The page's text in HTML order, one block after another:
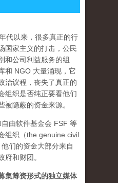
代以来，很多真正的行
国家主义的打击，公民
和公司利益服务的组
和 NGO 大量涌现，它
治议程，丧失了真正的
组织是否纯正要看他们
被隐蔽的资金来源。
由软件基金会 FSF 等
组织（the genuine civil
们的资金大部分来自
府和财团。
集筹资形式的独立媒体